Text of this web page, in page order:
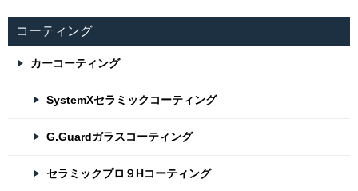
コーティング
カーコーティング
SystemXセラミックコーティング
G.Guardガラスコーティング
セラミックプロ９Hコーティング